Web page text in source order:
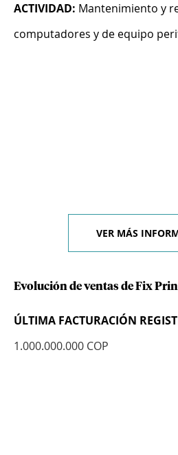
ACTIVIDAD: Mantenimiento y
computadores y de equipo
VER MÁS
Evolución de ventas de Fix
ÚLTIMA FACTURACIÓN
1.000.000.000 COP